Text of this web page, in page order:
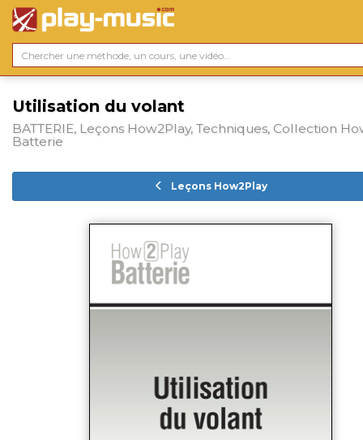
Utilisation du volant
BATTERIE, Leçons How2Play, Techniques, Collection
Batterie
Leçons How2Play